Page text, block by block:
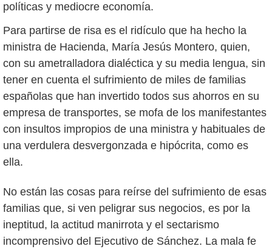
políticas y mediocre economía.
Para partirse de risa es el ridículo que ha hecho la
ministra de Hacienda, María Jesús Montero, quien,
con su ametralladora dialéctica y su media lengua, sin
tener en cuenta el sufrimiento de miles de familias
españolas que han invertido todos sus ahorros en su
empresa de transportes, se mofa de los manifestantes
con insultos impropios de una ministra y habituales de
una verdulera desvergonzada e hipócrita, como es
ella.
No están las cosas para reírse del sufrimiento de esas
familias que, si ven peligrar sus negocios, es por la
ineptitud, la actitud manirrota y el sectarismo
incomprensivo del Ejecutivo de Sánchez. La mala fe